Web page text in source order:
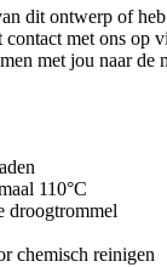
dit ontwerp of
met ons op
met jou naar de
110°C
droogtrommel
chemisch reinigen